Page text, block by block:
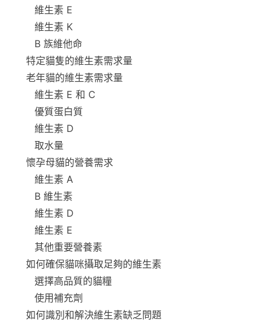
維生素 E
維生素 K
B 族維他命
特定貓隻的維生素需求量
老年貓的維生素需求量
維生素 E 和 C
優質蛋白質
維生素 D
取水量
懷孕母貓的營養需求
維生素 A
B 維生素
維生素 D
維生素 E
其他重要營養素
如何確保貓咪攝取足夠的維生素
選擇高品質的貓糧
使用補充劑
如何識別和解決維生素缺乏問題